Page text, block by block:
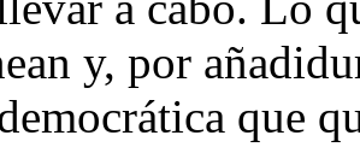
y, por
que